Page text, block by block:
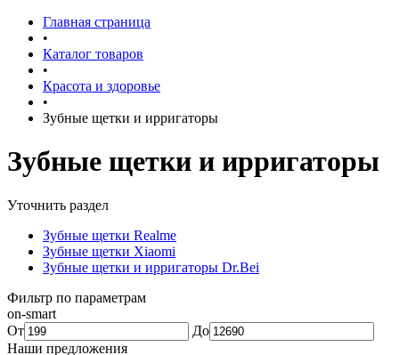
Главная страница
•
Каталог товаров
•
Красота и здоровье
•
Зубные щетки и ирригаторы
Зубные щетки и ирригаторы
Уточнить раздел
Зубные щетки Realme
Зубные щетки Xiaomi
Зубные щетки и ирригаторы Dr.Bei
Фильтр по параметрам
on-smart
От
До
Наши предложения